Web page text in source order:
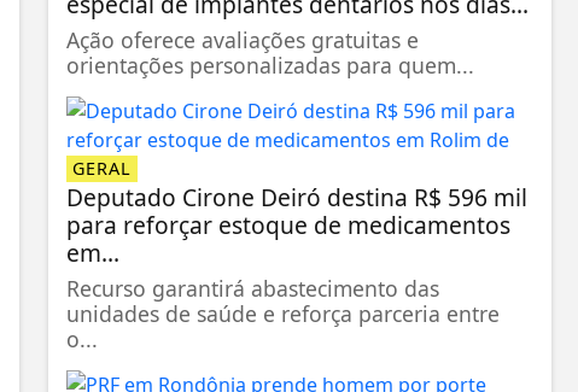
Ação oferece avaliações gratuitas e
orientações personalizadas para quem...
GERAL
Deputado Cirone Deiró destina R$ 596 mil
para reforçar estoque de medicamentos
em...
Recurso garantirá abastecimento das
unidades de saúde e reforça parceria entre
o...